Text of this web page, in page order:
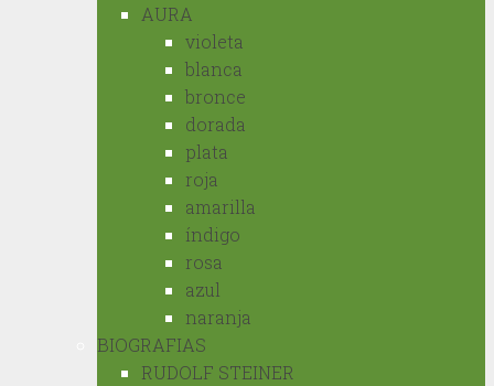
AURA
violeta
blanca
bronce
dorada
plata
roja
amarilla
índigo
rosa
azul
naranja
BIOGRAFIAS
RUDOLF STEINER